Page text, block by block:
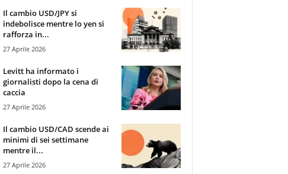
Il cambio USD/JPY si
indebolisce mentre lo yen si
rafforza in...
27 Aprile 2026
Levitt ha informato i
giornalisti dopo la cena di
caccia
27 Aprile 2026
Il cambio USD/CAD scende ai
minimi di sei settimane
mentre il...
27 Aprile 2026